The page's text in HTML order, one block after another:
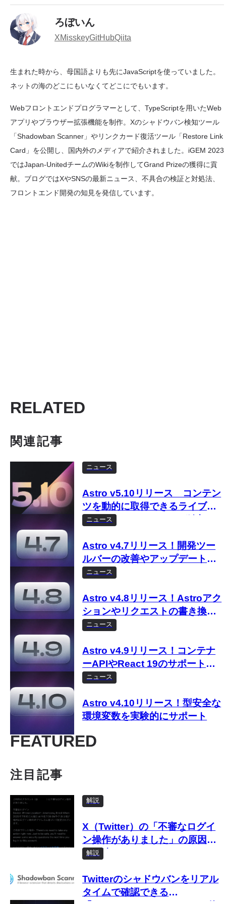
ろぼいん
XMisskeyGitHubQiita
生まれた時から、母国語よりも先にJavaScriptを使っていました。
ネットの海のどこにもいなくてどこにでもいます。
Webフロントエンドプログラマーとして、TypeScriptを用いたWeb
アプリやブラウザー拡張機能を制作。Xのシャドウバン検知ツール
「Shadowban Scanner」やリンクカード復活ツール「Restore Link
Card」を公開し、国内外のメディアで紹介されました。iGEM 2023
ではJapan-UnitedチームのWikiを制作してGrand Prizeの獲得に貢
献。ブログではXやSNSの最新ニュース、不具合の検証と対処法、
フロントエンド開発の知見を発信しています。
RELATED
関連記事
ニュース
Astro v5.10リリース コンテン
ツを動的に取得できるライブコ
ンテンツコレクションが追加
ニュース
Astro v4.7リリース！開発ツー
ルバーの改善やアップデートチ
ェッカーなど
ニュース
Astro v4.8リリース！Astroアク
ションやリクエストの書き換え
機能など
ニュース
Astro v4.9リリース！コンテナ
ーAPIやReact 19のサポートな
ど
ニュース
Astro v4.10リリース！型安全な
環境変数を実験的にサポート
FEATURED
注目記事
解説
X（Twitter）の「不審なログイ
ン操作がありました」の原因と
対処法
解説
Twitterのシャドウバンをリアル
タイムで確認できる